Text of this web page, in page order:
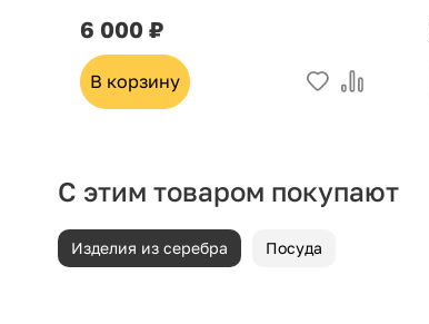
6 000 ₽
В корзину
С этим товаром покупают
Изделия из серебра Посуда